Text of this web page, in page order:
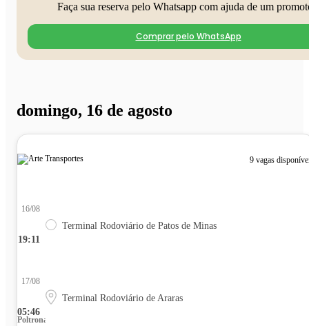
Faça sua reserva pelo Whatsapp com ajuda de um
Comprar pelo WhatsApp
domingo, 16 de agosto
9 vagas
19:11
16/08
Terminal Rodoviário de Patos de Minas
05:46
17/08
Terminal Rodoviário de Araras
Poltrona